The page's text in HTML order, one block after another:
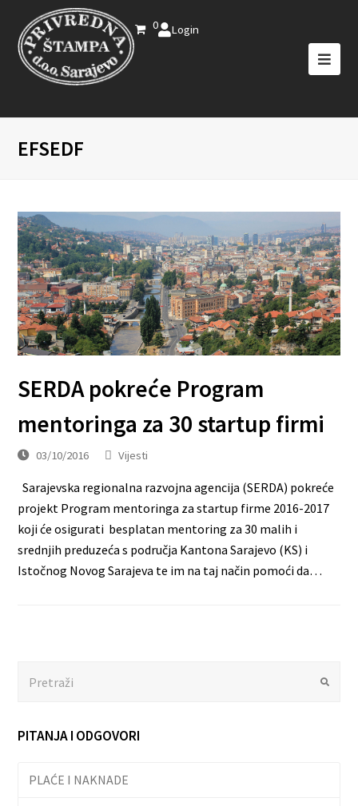
0 Login
EFSEDF
SERDA pokreće Program
mentoringa za 30 startup firmi
03/10/2016 Vijesti
Sarajevska regionalna razvojna agencija (SERDA) pokreće
projekt Program mentoringa za startup firme 2016-2017
koji će osigurati besplatan mentoring za 30 malih i
srednjih preduzeća s područja Kantona Sarajevo (KS) i
Istočnog Novog Sarajeva te im na taj način pomoći da…
PITANJA I ODGOVORI
PLAĆE I NAKNADE